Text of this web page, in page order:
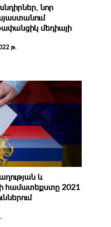
նոր
մեդիայի
թ.
և
համատեքստը 2021